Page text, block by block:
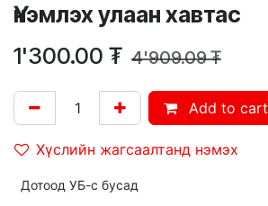
Үнэмлэх улаан хавтас
1'300.00 ₮ 4'909.09₮
Add to cart
Хүслийн жагсаалтанд нэмэх
Дотоод УБ-с бусад